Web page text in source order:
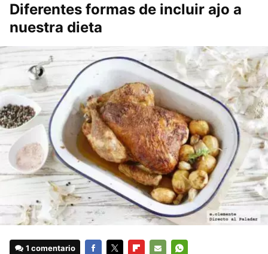
Diferentes formas de incluir ajo a
nuestra dieta
1 comentario